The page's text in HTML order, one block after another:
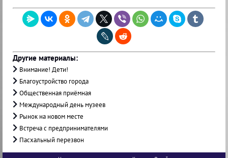
Другие материалы:
Внимание! Дети!
Благоустройство города
Общественная приёмная
Международный день музеев
Рынок на новом месте
Встреча с предпринимателями
Пасхальный перезвон